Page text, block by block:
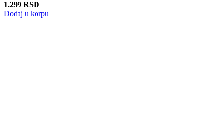
1.299 RSD
Dodaj u korpu